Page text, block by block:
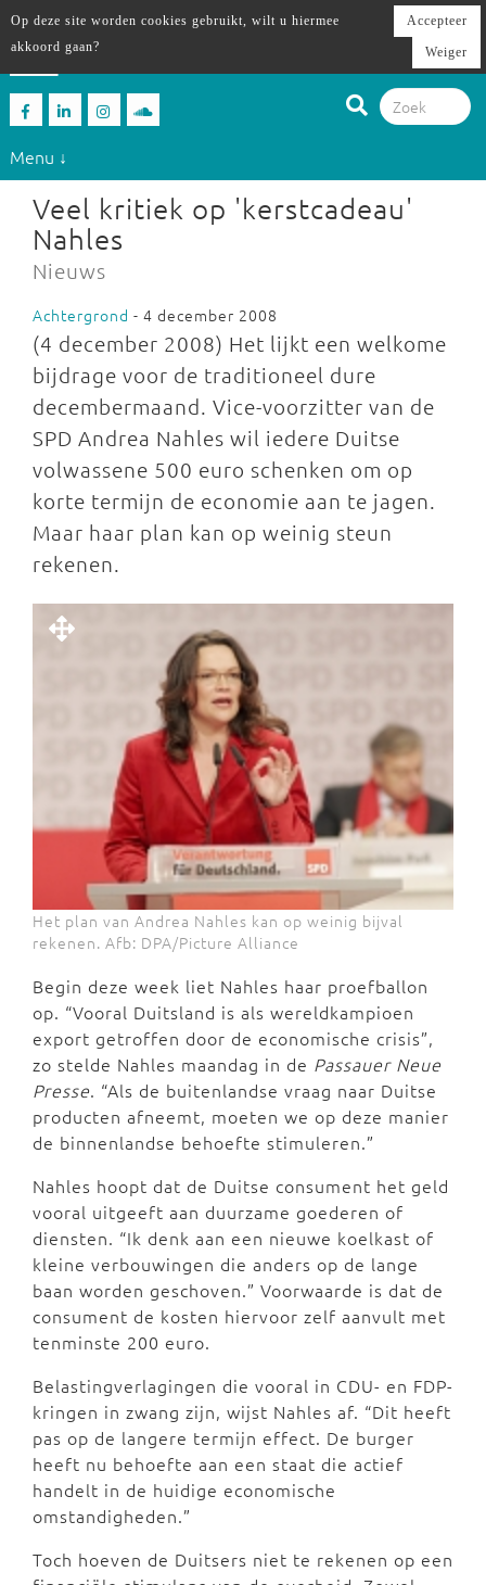
Menu ↓
Veel kritiek op 'kerstcadeau'
Nahles
Nieuws
Achtergrond - 4 december 2008
(4 december 2008) Het lijkt een welkome
bijdrage voor de traditioneel dure
decembermaand. Vice-voorzitter van de
SPD Andrea Nahles wil iedere Duitse
volwassene 500 euro schenken om op
korte termijn de economie aan te jagen.
Maar haar plan kan op weinig steun
rekenen.
Het plan van Andrea Nahles kan op weinig bijval
rekenen. Afb: DPA/Picture Alliance
Begin deze week liet Nahles haar proefballon
op. “Vooral Duitsland is als wereldkampioen
export getroffen door de economische crisis”,
zo stelde Nahles maandag in de Passauer Neue
Presse. “Als de buitenlandse vraag naar Duitse
producten afneemt, moeten we op deze manier
de binnenlandse behoefte stimuleren.”
Nahles hoopt dat de Duitse consument het geld
vooral uitgeeft aan duurzame goederen of
diensten. “Ik denk aan een nieuwe koelkast of
kleine verbouwingen die anders op de lange
baan worden geschoven.” Voorwaarde is dat de
consument de kosten hiervoor zelf aanvult met
tenminste 200 euro.
Belastingverlagingen die vooral in CDU- en FDP-
kringen in zwang zijn, wijst Nahles af. “Dit heeft
pas op de langere termijn effect. De burger
heeft nu behoefte aan een staat die actief
handelt in de huidige economische
omstandigheden.”
Toch hoeven de Duitsers niet te rekenen op een
Op deze site worden cookies gebruikt, wilt u hiermee
akkoord gaan?
Accepteer
Weiger